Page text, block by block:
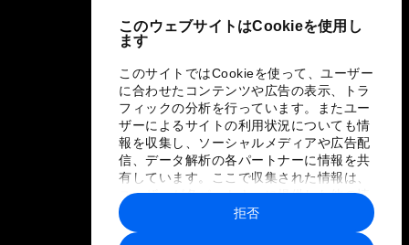
このウェブサイトはCookieを使用し
ます
このサイトではCookieを使って、ユーザー
に合わせたコンテンツや広告の表示、トラ
フィックの分析を行っています。またユー
ザーによるサイトの利用状況についても情
報を収集し、ソーシャルメディアや広告配
信、データ解析の各パートナーに情報を共
有しています。ここで収集された情報は、
ユーザーが各パートナーに提供した他の情
報や各パートナーのサービスを使用した際
に収集された情報と組み合わされ、各パー
拒否